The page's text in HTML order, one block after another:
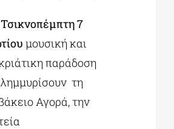
Τσικνοπέμπτη 7
μουσική και
παράδοση
τη
Αγορά, την